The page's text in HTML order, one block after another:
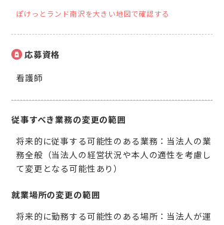
ぽけっとランド南沢を大きい地図で確認する
応募資格
看護師
従事すべき業務の変更の範囲
将来的に従事する可能性のある業務：当法人の業
務全般（当法人の経営状況や本人の適性を考慮し
て変更となる可能性あり）
就業場所の変更の範囲
将来的に勤務する可能性のある場所：当法人が運